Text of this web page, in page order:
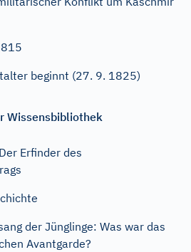
beginnt (27. 9. 1825)
Wissensbibliothek
Erfinder des
der Jünglinge: Was war das
Avantgarde?